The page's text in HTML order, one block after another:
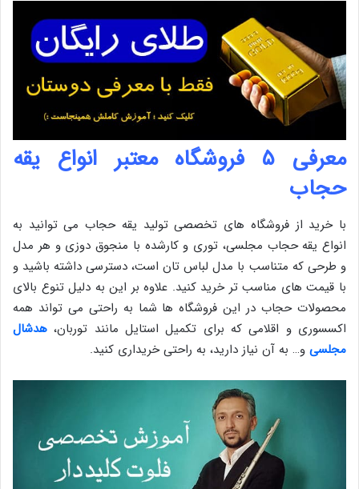
معرفی ۵ فروشگاه معتبر انواع یقه
حجاب
با خرید از فروشگاه های تخصصی تولید یقه حجاب می توانید به
انواع یقه حجاب مجلسی، توری و کارشده با منجوق دوزی و هر مدل
و طرحی که متناسب با مدل لباس تان است، دسترسی داشته باشید و
با قیمت های مناسب تر خرید کنید. علاوه بر این به دلیل تنوع بالای
محصولات حجاب در این فروشگاه ها شما به راحتی می تواند همه
اکسسوری و اقلامی که برای تکمیل استایل مانند توربان، هدشال
مجلسی و… به آن نیاز دارید، به راحتی خریداری کنید.